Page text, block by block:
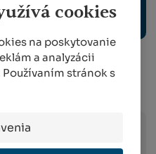
cookies
na poskytovanie
a analyzácii
stránok s
doručenie do 3